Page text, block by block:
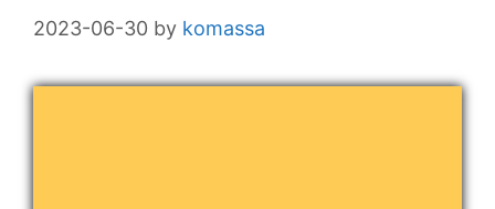
2023-06-30 by komassa